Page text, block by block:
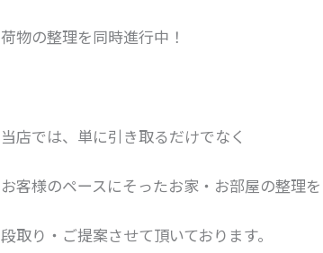
荷物の整理を同時進行中！
当店では、単に引き取るだけでなく
お客様のペースにそったお家・お部屋の整理を
段取り・ご提案させて頂いております。